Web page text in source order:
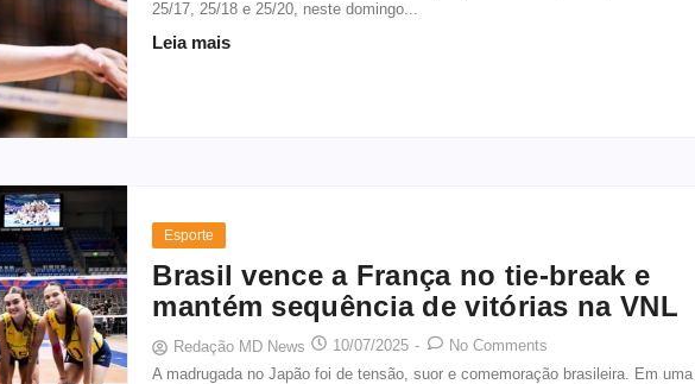
25/17, 25/18 e 25/20, neste domingo...
Leia mais
Esporte
Brasil vence a França no tie-break e
mantém sequência de vitórias na VNL
Redação MD News 10/07/2025 -
No Comments
A madrugada no Japão foi de tensão, suor e comemoração brasileira. Em uma